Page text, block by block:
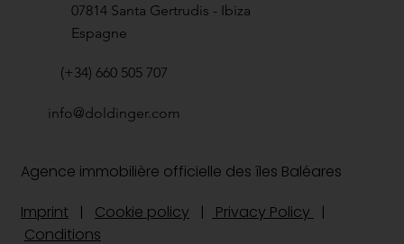
Agence immobilière officielle des îles Baléares
07814 Santa Gertrudis - Ibiza
Espagne
Imprint | Cookie policy | Privacy Policy
|
Conditions
(+34) 660 505 707
info@doldinger.com